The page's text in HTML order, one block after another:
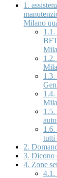
1.
Milano
1.1.
1.2.
1.3.
1.4.
1.5.
1.6.
tutti
2.
3. Dicono
4. Zone
4.1.